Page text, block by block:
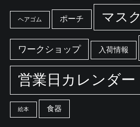
ヘアゴム ポーチ マスク
ワークショップ 入荷情報
営業日カレンダー
絵本 食器